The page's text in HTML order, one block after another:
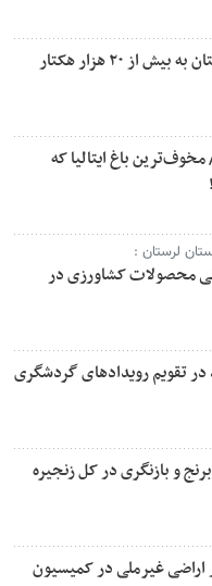
صدور شناسنامه باغات لرستان به بیش از ۲۰ هزار هکتار
باغ ایتالیا که
لرستان :
تومانی محصولات کشاورزی در
تقویم رویدادهای گردشگری
و بازنگری در کل زنجیره
هزار هکتار اراضی غیرملی در کمیسیون